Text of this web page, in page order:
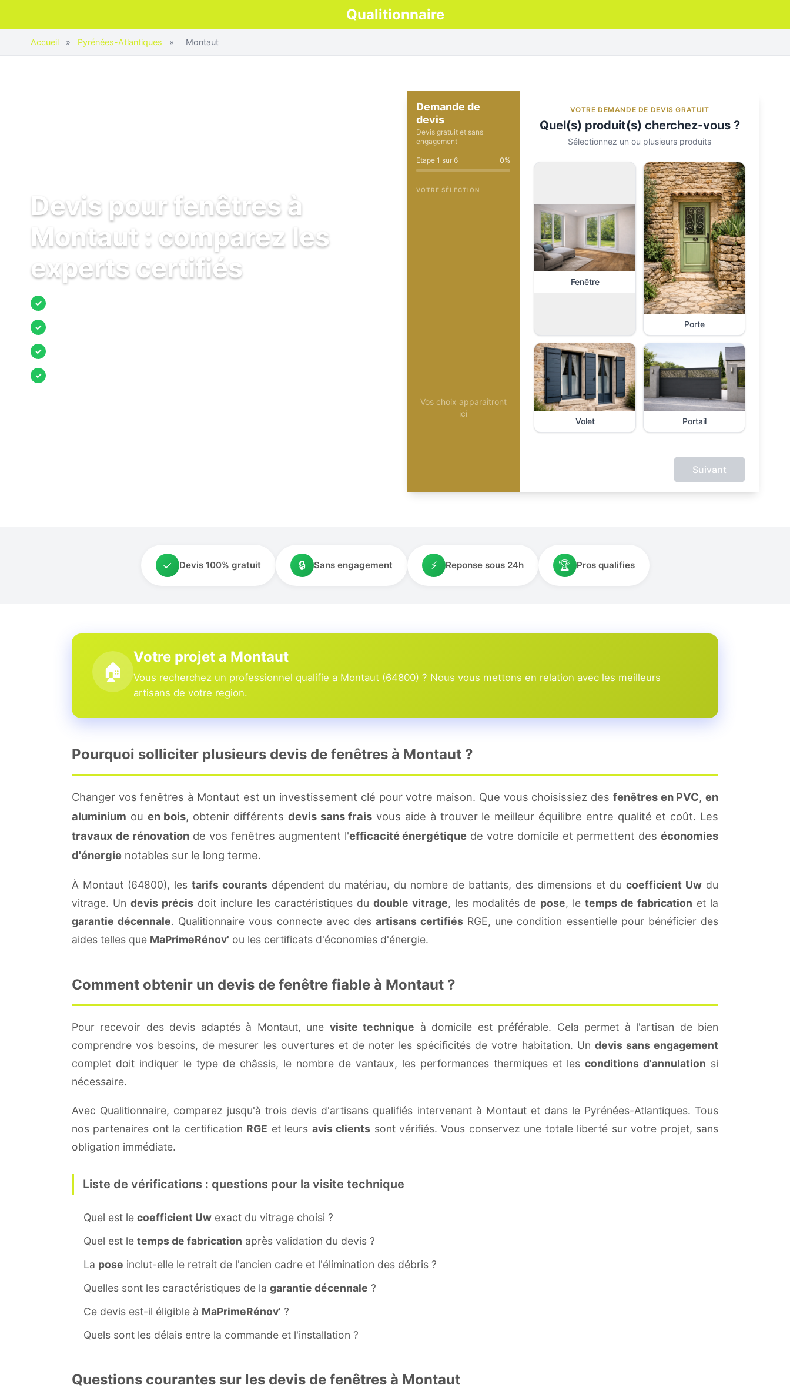
Qualitionnaire
Accueil » Pyrénées-Atlantiques » Montaut
Devis pour fenêtres à
Montaut : comparez les
experts certifiés
✓
✓
✓
✓
Demande de
devis
Devis gratuit et sans
engagement
Etape 1 sur 6 0%
VOTRE SÉLECTION
Vos choix apparaîtront
ici
VOTRE DEMANDE DE DEVIS GRATUIT
Quel(s) produit(s) cherchez-vous ?
Sélectionnez un ou plusieurs produits
Fenêtre
Porte
Volet Portail
Suivant
✓ Devis 100% gratuit 🔒 Sans engagement ⚡ Reponse sous 24h 🏆 Pros qualifies
🏠
Votre projet a Montaut
Vous recherchez un professionnel qualifie a Montaut (64800) ? Nous vous mettons en relation avec les meilleurs
artisans de votre region.
Pourquoi solliciter plusieurs devis de fenêtres à Montaut ?
Changer vos fenêtres à Montaut est un investissement clé pour votre maison. Que vous choisissiez des fenêtres en PVC,en
aluminium ou en bois, obtenir différents devis sans frais vous aide à trouver le meilleur équilibre entre qualité et coût. Les
travaux de rénovationde vos fenêtres augmentent l'efficacité énergétique de votre domicile et permettent deséconomies
d'énergie notables sur le long terme.
À Montaut (64800), les tarifs courants dépendent du matériau, du nombre de battants, des dimensions et du coefficient Uw du
vitrage. Un devis précis doit inclure les caractéristiques du double vitrage, les modalités de pose, le temps de fabrication et la
garantie décennale. Qualitionnaire vous connecte avec des artisans certifiés RGE, une condition essentielle pour bénéficier des
aides telles que MaPrimeRénov' ou les certificats d'économies d'énergie.
Comment obtenir un devis de fenêtre fiable à Montaut ?
Pour recevoir des devis adaptés à Montaut, une visite technique à domicile est préférable. Cela permet à l'artisan de bien
comprendre vos besoins, de mesurer les ouvertures et de noter les spécificités de votre habitation. Un devis sans engagement
complet doit indiquer le type de châssis, le nombre de vantaux, les performances thermiques et les conditions d'annulation si
nécessaire.
Avec Qualitionnaire, comparez jusqu'à trois devis d'artisans qualifiés intervenant à Montaut et dans le Pyrénées-Atlantiques. Tous
nos partenaires ont la certification RGE et leurs avis clients sont vérifiés. Vous conservez une totale liberté sur votre projet, sans
obligation immédiate.
Liste de vérifications : questions pour la visite technique
Quel est le coefficient Uw exact du vitrage choisi ?
Quel est le temps de fabrication après validation du devis ?
La pose inclut-elle le retrait de l'ancien cadre et l'élimination des débris ?
Quelles sont les caractéristiques de la garantie décennale ?
Ce devis est-il éligible à MaPrimeRénov' ?
Quels sont les délais entre la commande et l'installation ?
Questions courantes sur les devis de fenêtres à Montaut